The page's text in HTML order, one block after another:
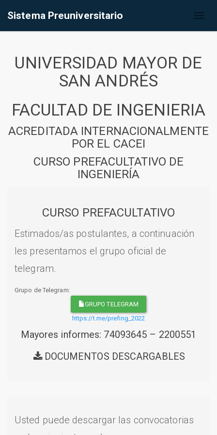
Sistema Preuniversitario
UNIVERSIDAD MAYOR DE
SAN ANDRÉS
FACULTAD DE INGENIERIA
ACREDITADA INTERNACIONALMENTE
POR EL CACEI
CURSO PREFACULTATIVO DE
INGENIERÍA
CURSO PREFACULTATIVO
Estimados/as postulantes, a continuación
les presentamos el grupo oficial de
telegram.
Grupo de Telegram:
GRUPO TELEGRAM
https://t.me/prefing_2022
Mayores informes: 74093645 – 2200551
DOCUMENTOS DESCARGABLES
Usted puede descargar las convocatorias